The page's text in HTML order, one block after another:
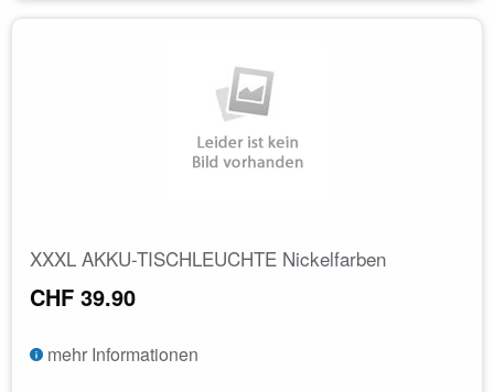
XXXL AKKU-TISCHLEUCHTE Nickelfarben
CHF 39.90
mehr Informationen